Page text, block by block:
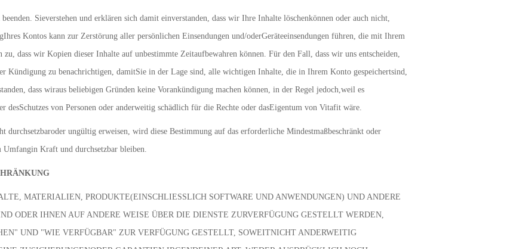
Sieverstehen und erklären sich damit einverstanden, dass wir Ihre Inhalte löschenkönnen oder auch nicht,
Kontos kann zur Zerstörung aller persönlichen Einsendungen und/oderGeräteeinsendungen führen, die mit Ihrem
dass wir Kopien dieser Inhalte auf unbestimmte Zeitaufbewahren können. Für den Fall, dass wir uns entscheiden,
Kündigung zu benachrichtigen, damitSie in der Lage sind, alle wichtigen Inhalte, die in Ihrem Konto gespeichertsind,
dass wiraus beliebigen Gründen keine Vorankündigung machen können, in der Regel jedoch,weil es
von Personen oder anderweitig schädlich für die Rechte oder dasEigentum von Vitafit wäre.
durchsetzbaroder ungültig erweisen, wird diese Bestimmung auf das erforderliche Mindestmaßbeschränkt oder
Umfangin Kraft und durchsetzbar bleiben.
MATERIALIEN, PRODUKTE(EINSCHLIESSLICH SOFTWARE UND ANWENDUNGEN) UND ANDERE
ODER IHNEN AUF ANDERE WEISE ÜBER DIE DIENSTE ZURVERFÜGUNG GESTELLT WERDEN,
UND "WIE VERFÜGBAR" ZUR VERFÜGUNG GESTELLT, SOWEITNICHT ANDERWEITIG